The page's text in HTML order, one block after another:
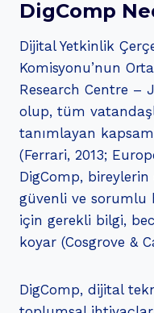
DigComp
Dijital Yetkinlik
Komisyonu’nun
Research Centre –
olup, tüm
tanımlayan
(Ferrari, 2013;
DigComp,
güvenli ve sorumlu
için gerekli bilgi,
koyar (Cosgrove &
DigComp, dijital